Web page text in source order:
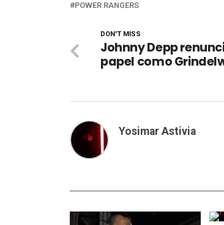
POWER RANGERS
DON'T MISS
Johnny Depp
papel como
Yosimar Astivia